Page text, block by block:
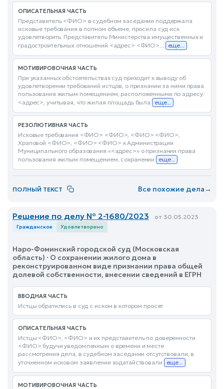
ОПИСАТЕЛЬНАЯ ЧАСТЬ
Представитель <ФИО> в судебном заседании поддержала
исковые требования в полном объеме, просила суд иск
удовлетворить. Представитель Министерства имущественных и
градостроительных отношений <адрес> <ФИО>..; еще...
МОТИВИРОВОЧНАЯ ЧАСТЬ
При указанных обстоятельствах суд приходит к выводу об
удовлетворении требований истцов, о признании за ними права
пользования жилым помещением, расположенными по адресу:
<адрес>, учитывая, что жилая площадь была
еще...
РЕЗОЛЮТИВНАЯ ЧАСТЬ
Исковые требования <ФИО> <ФИО>, <ФИО> <ФИО>,
Храповой <ФИО>, <ФИО> <ФИО> к Администрации
Муниципального образования «<адрес>» о признании права
пользования жилым помещением, сохранении еще...
ПОЛНЫЙ ТЕКСТ Все похожие дела→
Решение по делу № 2-1680/2023 от 30.05.2023
Гражданское Удовлетворено
Наро-Фоминский городской суд (Московская
область) · О сохранении жилого дома в
реконструированном виде признании права общей
долевой собственности, внесении сведений в ЕГРН
ВВОДНАЯ ЧАСТЬ
Истцы обратились в суд с иском в котором просят
ОПИСАТЕЛЬНАЯ ЧАСТЬ
Истцы <ФИО>, <ФИО> и их представитель по доверенности
<ФИО> будучи уведомленным о времени и месте
рассмотрения дела, в судебном заседании отсутствовали, в
уточненном исковом заявлении ходатайствовали
еще...
МОТИВИРОВОЧНАЯ ЧАСТЬ